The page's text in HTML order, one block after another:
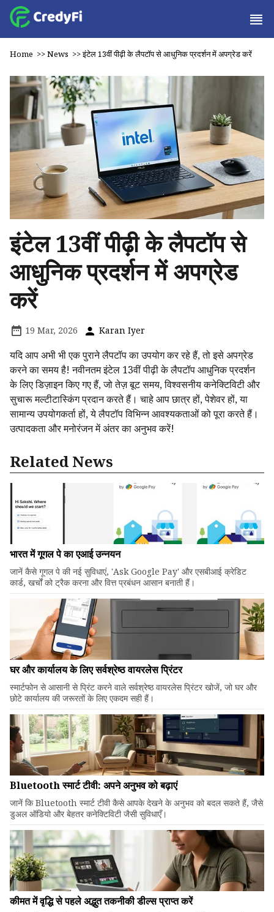
Home >>News >>इंटेल 13वीं पीढ़ी के लैपटॉप से आधुनिक प्रदर्शन में अपग्रेड करें
इंटेल 13वीं पीढ़ी के लैपटॉप से
आधुनिक प्रदर्शन में अपग्रेड
करें
19 Mar, 2026 Karan Iyer
यदि आप अभी भी एक पुराने लैपटॉप का उपयोग कर रहे हैं, तो इसे अपग्रेड
करने का समय है! नवीनतम इंटेल 13वीं पीढ़ी के लैपटॉप आधुनिक प्रदर्शन
के लिए डिज़ाइन किए गए हैं, जो तेज़ बूट समय, विश्वसनीय कनेक्टिविटी और
सुचारू मल्टीटास्किंग प्रदान करते हैं। चाहे आप छात्र हों, पेशेवर हों, या
सामान्य उपयोगकर्ता हों, ये लैपटॉप विभिन्न आवश्यकताओं को पूरा करते हैं।
उत्पादकता और मनोरंजन में अंतर का अनुभव करें!
Related News
भारत में गूगल पे का एआई उन्नयन
जानें कैसे गूगल पे की नई सुविधाएं, 'Ask Google Pay' और एसबीआई क्रेडिट
कार्ड, खर्चों को ट्रैक करना और वित्त प्रबंधन आसान बनाती हैं।
घर और कार्यालय के लिए सर्वश्रेष्ठ वायरलेस प्रिंटर
स्मार्टफोन से आसानी से प्रिंट करने वाले सर्वश्रेष्ठ वायरलेस प्रिंटर खोजें, जो घर और
छोटे कार्यालय की जरूरतों के लिए एकदम सही हैं।
Bluetooth स्मार्ट टीवी: अपने अनुभव को बढ़ाएं
जानें कि Bluetooth स्मार्ट टीवी कैसे आपके देखने के अनुभव को बदल सकते हैं, जैसे
डुअल ऑडियो और बेहतर कनेक्टिविटी जैसी सुविधाएँ।
कीमत में वृद्धि से पहले अद्भुत तकनीकी डील्स प्राप्त करें